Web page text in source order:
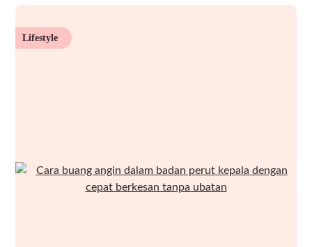
Lifestyle